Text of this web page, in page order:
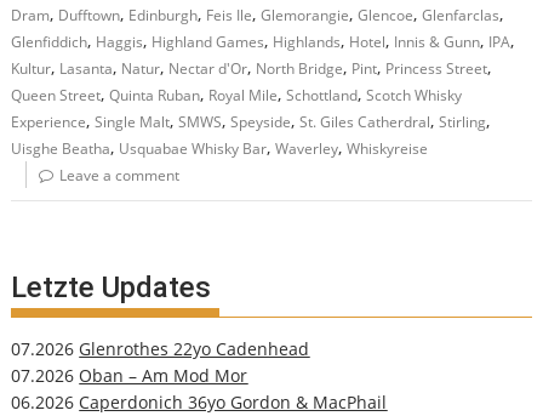
Dram, Dufftown, Edinburgh, Feis Ile,Glemorangie,Glencoe,Glenfarclas,
Glenfiddich, Haggis, Highland Games, Highlands, Hotel, Innis & Gunn, IPA,
Kultur, Lasanta, Natur, Nectar d'Or, North Bridge, Pint, Princess Street,
Queen Street,Quinta Ruban, Royal Mile,Schottland,Scotch Whisky
Experience,Single Malt,SMWS,Speyside,St. Giles Catherdral,Stirling,
Uisghe Beatha, Usquabae Whisky Bar,Waverley,Whiskyreise
Leave a comment
Letzte Updates
07.2026 Glenrothes 22yo Cadenhead
07.2026 Oban – Am Mod Mor
06.2026 Caperdonich 36yo Gordon & MacPhail